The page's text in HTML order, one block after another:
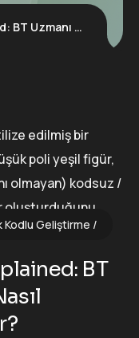
Uygulama Geliştiriyor?
Kodlu Geliştirme
BT